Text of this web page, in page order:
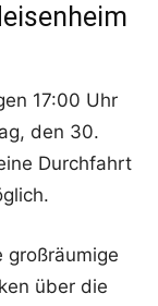
17:00 Uhr
den 30.
Durchfahrt
großräumige
über die